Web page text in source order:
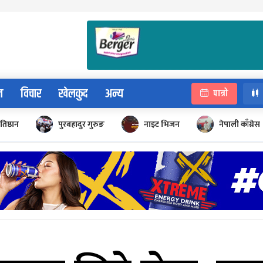
विचार खेलकुद अन्य पात्रो
पुरबहादुर गुरुङ नाइट भिजन नेपाली काँग्रेस